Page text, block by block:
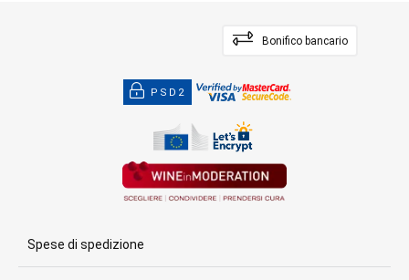
Bonifico bancario
PSD2
Spese di spedizione